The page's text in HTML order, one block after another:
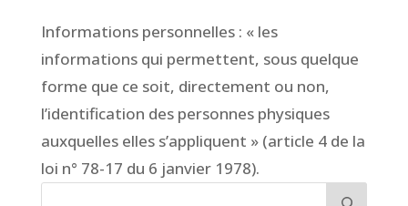
Informations personnelles : « les
informations qui permettent, sous quelque
forme que ce soit, directement ou non,
l’identification des personnes physiques
auxquelles elles s’appliquent » (article 4 de la
loi n° 78-17 du 6 janvier 1978).